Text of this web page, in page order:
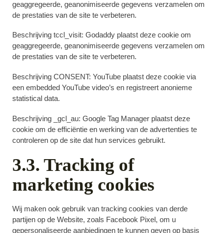
geaggregeerde, geanonimiseerde gegevens verzamelen om
de prestaties van de site te verbeteren.
Beschrijving tccl_visit: Godaddy plaatst deze cookie om
geaggregeerde, geanonimiseerde gegevens verzamelen om
de prestaties van de site te verbeteren.
Beschrijving CONSENT: YouTube plaatst deze cookie via
een embedded YouTube video’s en registreert anonieme
statistical data.
Beschrijving _gcl_au: Google Tag Manager plaatst deze
cookie om de efficiëntie en werking van de advertenties te
controleren op de site dat hun services gebruikt.
3.3. Tracking of
marketing cookies
Wij maken ook gebruik van tracking cookies van derde
partijen op de Website, zoals Facebook Pixel, om u
gepersonaliseerde aanbiedingen te kunnen geven op basis